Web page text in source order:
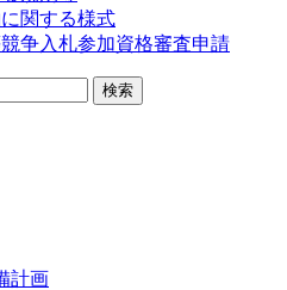
関する様式
争入札参加資格審査申請
計画